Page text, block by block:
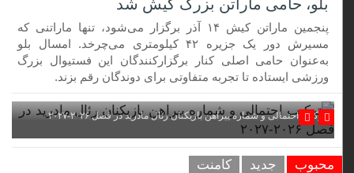
بلو، حامی ماراتن بزرگ کیش شد
پنجمین ماراتن کیش ۱۴ آذر برگزار می‌شود، تنها ماراتنی که
مسیرش دور یک جزیره ۴۲ کیلومتری می‌چرخد. امسال بلو
به‌عنوان حامی اصلی کنار برگزارکنندگان این فستیوال بزرگ
ورزشی ایستاده تا تجربه متفاوتی برای دوندگان رقم بزند.
ترکیب احتمالی و شماره پیراهن بازیکنان رئال مادرید در فصل ۲۰۲۶-۲۰۲۷
محبوب جدید کامنت